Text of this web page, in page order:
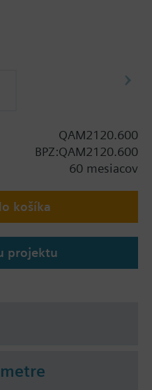
flange.
QAM2120.600
BPZ:QAM2120.600
60 mesiacov
košíka
projektu